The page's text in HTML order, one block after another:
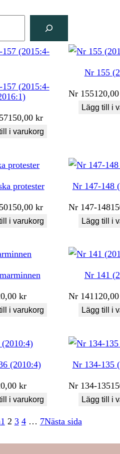
(2015:4-
150,00kr
i varukorg
Nr 155
Nr 155120,00
Lägg till i
protester
150,00kr
i varukorg
Nr 147-148
Nr 147-148
Lägg till i
kr
i varukorg
Nr 141
Nr 141120,00
Lägg till i
(2010:4)
kr
i varukorg
Nr 134-135
Nr 134-135
Lägg till i
1 2 3 4 … 7Nästa sida